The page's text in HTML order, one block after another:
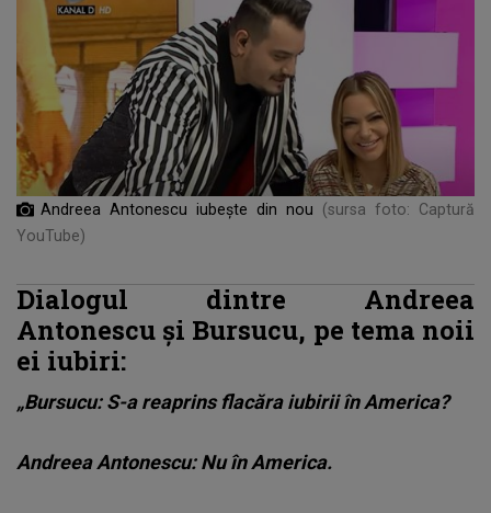
Andreea Antonescu iubește din nou
(sursa foto: Captură
YouTube)
Dialogul dintre Andreea
Antonescu și Bursucu, pe tema noii
ei iubiri:
„Bursucu: S-a reaprins flacăra iubirii în America?
Andreea Antonescu: Nu în America.